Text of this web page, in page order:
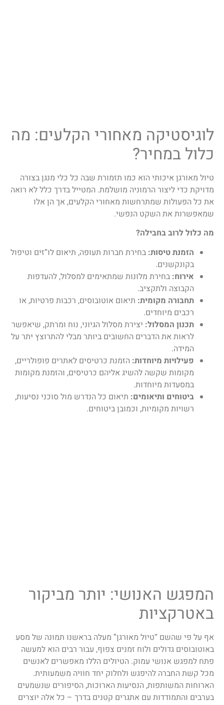
לוגיסטיקה מאחורי הקלעים: מה
כלול במחיר?
טיול מאורגן איכותי הוא כמו תזמורת שבה כל כלי מנגן בצורה
מדויקת כדי ליצור הרמוניה מושלמת. המטייל בדרך כלל לא רואה
את כל הפעולות שמתרחשות מאחורי הקלעים, אך הן אלו
שמאפשרות את השקט הנפשי.
מה כלול לרוב בחבילה?
הזמנת טיסות: בחירת חברות תעופה, תיאום לו”זים וטיפול
בקונקשנים.
אירוח: בחירת מלונות שמתאימים למסלול, להעדפות
הקבוצה ולתקציב.
תחבורה מקומית: תיאום אוטובוסים, רכבות פרטיות, או
רכבים מיוחדים.
תכנון המסלול: יצירת מסלול הגיוני, נוח ומרתק, שיאפשר
לראות את הדברים החשובים ביותר מבלי להתרוצץ יתר על
המידה.
פעילויות מיוחדות: הזמנת כרטיסים לאתרים פופולריים,
מקומות שקשה להשיג אליהם כרטיסים, והזמנת מקומות
במסעדות מיוחדות.
ביטוחים ותיאומים: תיאום כל הנדרש מול סוכני נסיעות,
רשויות מקומיות, וכמובן ביטוחים.
המפגש האנושי: יותר מביקור
באטרקציות
אף על פי שהשם “טיול מאורגן” מעלה בראשנו תמונה של מסע
באוטובוסים גדולים ולוח זמנים צפוף, עבור רבים הוא למעשה
פתח למפגש אנושי עמוק. הטיולים הללו מאפשרים לאנשים
מכל קשת החברה להיפגש ולחלוק יחד חוויה משמעותית.
הארוחות המשותפות, הנסיעות הארוכות, הסיפורים שנשמעים
בערבים והתמודדות עם אתגרים קטנים בדרך – כל אלה יוצרים